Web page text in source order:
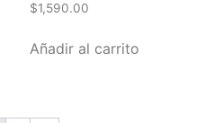
$1,590.00
Añadir al carrito